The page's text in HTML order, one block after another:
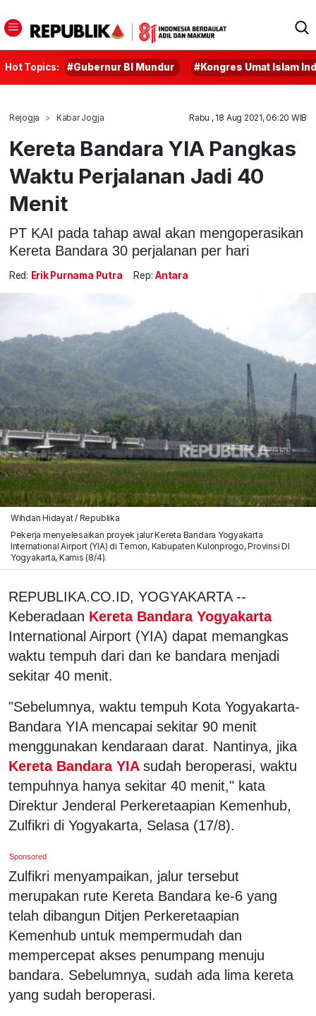
Hot Topics: #Gubernur BI Mundur #Kongres Umat Islam
Rejogja Kabar Jogja Rabu , 18 Aug 2021, 06:20 WIB
Kereta Bandara YIA Pangkas
Waktu Perjalanan Jadi 40
Menit
PT KAI pada tahap awal akan mengoperasikan
Kereta Bandara 30 perjalanan per hari
Red: Erik Purnama Putra Rep: Antara
Wihdan Hidayat / Republika
Pekerja menyelesaikan proyek jalur Kereta Bandara Yogyakarta
International Airport (YIA) di Temon, Kabupaten Kulonprogo, Provinsi DI
Yogyakarta, Kamis (8/4).
REPUBLIKA.CO.ID, YOGYAKARTA --
Keberadaan Kereta Bandara Yogyakarta
International Airport (YIA) dapat memangkas
waktu tempuh dari dan ke bandara menjadi
sekitar 40 menit.
"Sebelumnya, waktu tempuh Kota Yogyakarta-
Bandara YIA mencapai sekitar 90 menit
menggunakan kendaraan darat. Nantinya, jika
Kereta Bandara YIA sudah beroperasi, waktu
tempuhnya hanya sekitar 40 menit," kata
Direktur Jenderal Perkeretaapian Kemenhub,
Zulfikri di Yogyakarta, Selasa (17/8).
Sponsored
Zulfikri menyampaikan, jalur tersebut
merupakan rute Kereta Bandara ke-6 yang
telah dibangun Ditjen Perkeretaapian
Kemenhub untuk mempermudah dan
mempercepat akses penumpang menuju
bandara. Sebelumnya, sudah ada lima kereta
yang sudah beroperasi.